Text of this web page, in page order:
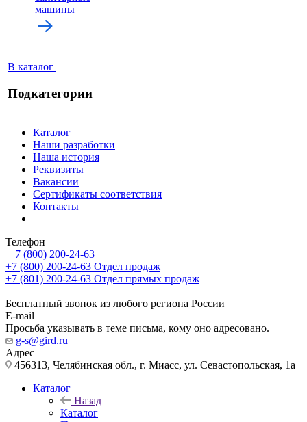
машины
В каталог
Подкатегории
Каталог
Наши разработки
Наша история
Реквизиты
Вакансии
Сертификаты соответствия
Контакты
Телефон
+7 (800) 200-24-63
+7 (800) 200-24-63 Отдел продаж
+7 (801) 200-24-63 Отдел прямых продаж
Бесплатный звонок из любого региона России
E-mail
Просьба указывать в теме письма, кому оно адресовано.
g-s@gird.ru
Адрес
456313, Челябинская обл., г. Миасс, ул. Севастопольская, 1а
Каталог
Назад
Каталог